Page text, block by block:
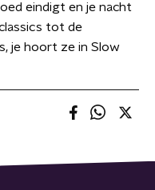
eindigt en je nacht
tot de
je hoort ze in Slow